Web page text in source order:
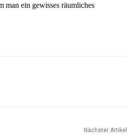
man ein gewisses räumliches
Nächster Artikel